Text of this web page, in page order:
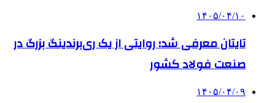
۱۴۰۵/۰۴/۱۰
تایتان معرفی شد؛ روایتی از یک ری‌برندینگ بزرگ در
صنعت فولاد کشور
۱۴۰۵/۰۴/۰۹